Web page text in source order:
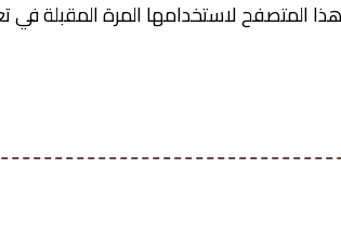
المتصفح لاستخدامها المرة المقبلة في